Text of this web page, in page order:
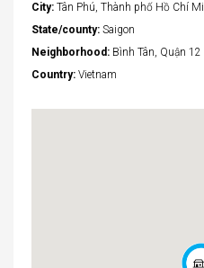
City: Tân Phú, Thành phố Hồ Chí
State/county: Saigon
Neighborhood: Bình Tân, Quận 12
Country: Vietnam